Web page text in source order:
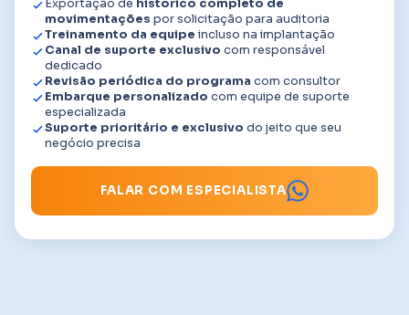
Exportação de histórico completo de
movimentações por solicitação para auditoria
Treinamento da equipe incluso na implantação
Canal de suporte exclusivo com responsável
dedicado
Revisão periódica do programa com consultor
Embarque personalizado com equipe de suporte
especializada
Suporte prioritário e exclusivo do jeito que seu
negócio precisa
FALAR COM ESPECIALISTA